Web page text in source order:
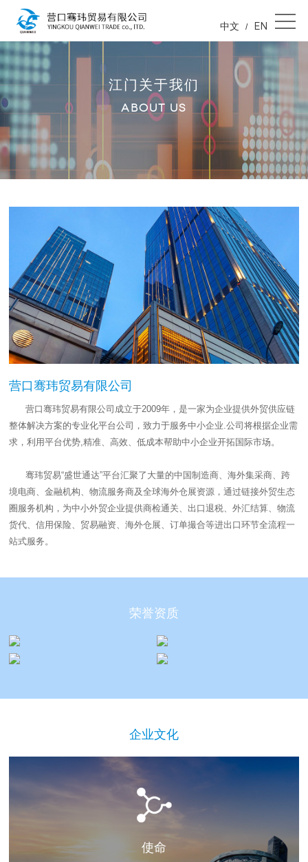
中文 / EN
江门关于我们
ABOUT US
营口骞玮贸易有限公司
营口骞玮贸易有限公司成立于2009年，是一家为企业提供外贸供应链
整体解决方案的专业化平台公司，致力于服务中小企业.公司将根据企业需
求，利用平台优势,精准、高效、低成本帮助中小企业开拓国际市场。
骞玮贸易“盛世通达”平台汇聚了大量的中国制造商、海外集采商、跨
境电商、金融机构、物流服务商及全球海外仓展资源，通过链接外贸生态
圈服务机构，为中小外贸企业提供商检通关、出口退税、外汇结算、物流
货代、信用保险、贸易融资、海外仓展、订单撮合等进出口环节全流程一
站式服务。
荣誉资质
企业文化
使命